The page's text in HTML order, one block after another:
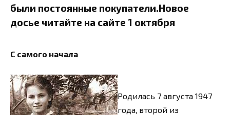
были постоянные покупатели.Новое
досье читайте на сайте 1 октября
С самого начала
Родилась 7 августа 1947
года, второй из